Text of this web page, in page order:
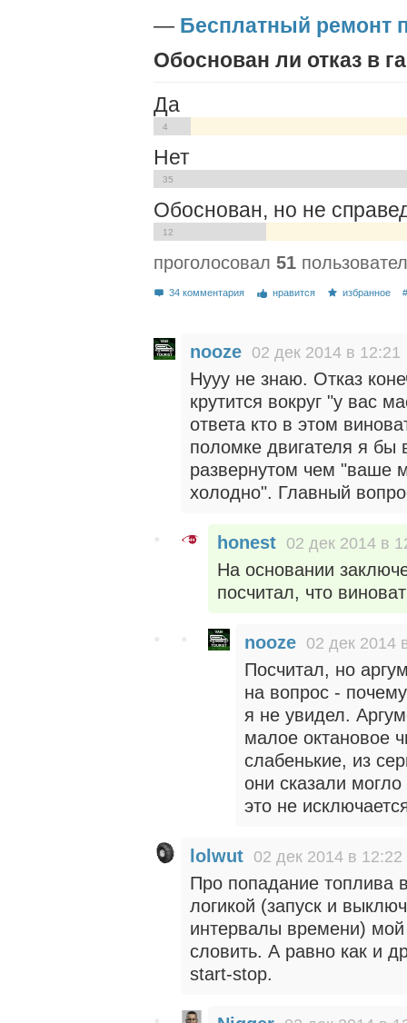
— Бесплатный ремонт
Обоснован ли отказ в
Да
4
Нет
35
Обоснован, но не
12
проголосовал 51
34 комментария нравится избранное
nooze 02 дек 2014 в 12:21
Нууу не знаю. Отказ
крутится вокруг "у вас
ответа кто в этом
поломке двигателя я бы
развернутом чем "ваше
холодно". Главный
honest 02 дек 2014 в
На основании
посчитал, что
nooze 02 дек 2014
Посчитал, но
на вопрос -
я не увидел.
малое октановое
слабенькие, из
они сказали
это не
lolwut 02 дек 2014 в 12:22
Про попадание топлива
логикой (запуск и
интервалы времени)
словить. А равно как и
start-stop.